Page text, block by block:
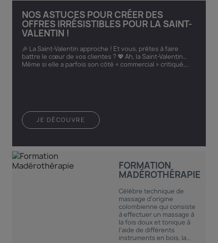
NOS ASTUCES POUR CRÉER DES
OFFRES IRRÉSISTIBLES POUR LA SAINT-
VALENTIN !
🎉 La Saint-Valentin approche ! Et vous, prêtes à faire
battre le cœur de vos clientes ? 💖 Ah, la Saint-Valentin…
Même si elle a parfois son côté « commercial » critiqué,...
JE DÉCOUVRE
FORMATION
MADÉROTHÉRAPIE
Célèbre technique de
massage d’origine
colombienne qui consiste
à effectuer un massage à
la fois doux et tonique à
l’aide de différents
instruments en bois, la...